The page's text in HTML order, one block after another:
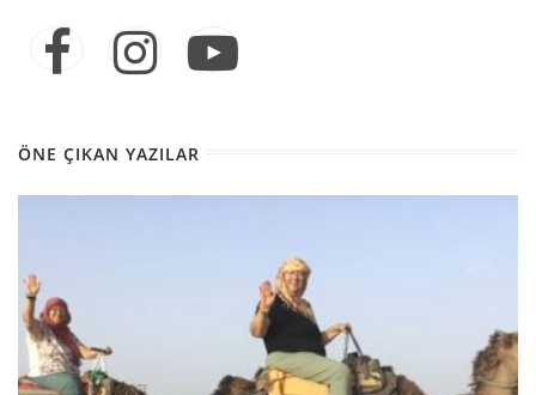
ÖNE ÇIKAN YAZILAR